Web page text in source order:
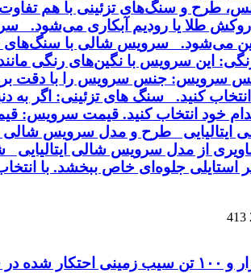
می‌شود. سرویس شالی با سنگ‌های
این سرویس با نگین‌های رنگی
: جنس سرویس: جنس سرویس را با دقت
کنید. سنگ های تزئینی: اگر به
خود انتخاب کنید. قیمت سرویس:
ایتالیایی طرح و مدل سرویس شالی
از مدل سرویس شالی
استایلی جلوه‌ای خاص ببخشد. با
413
در ساوه